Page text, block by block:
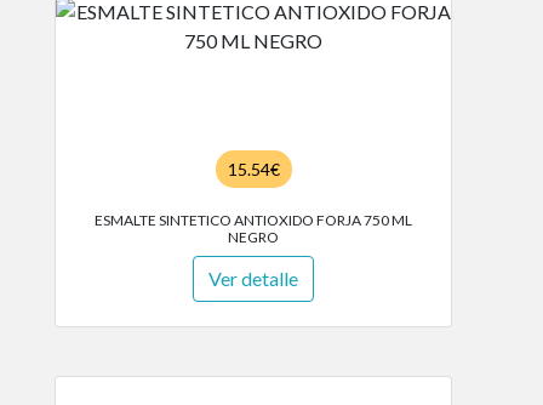
15.54€
ESMALTE SINTETICO ANTIOXIDO FORJA 750 ML
NEGRO
Ver detalle